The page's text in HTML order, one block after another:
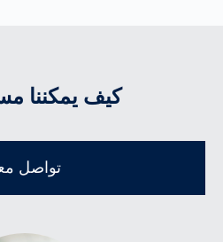
كيف يمكننا
تواصل